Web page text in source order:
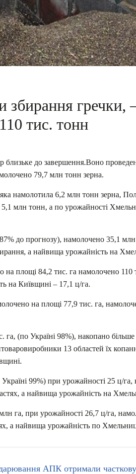
збирання гречки,
110 тис. тонн
близьке до завершення.Воно
79,7 млн тонн зерна.
намолотила 6,2 млн тонн зерна,
млн тонн, а по урожайності
до прогнозу), намолочено 35,1
а найвища урожайність на
на площі 84,2 тис. га намолочено 110
на Київщині – 17,1 ц/га.
на площі 77,9 тис. га,
(по Україні 98%), накопано
13 областей їх
99%) при урожайності 25 ц/
а найвища урожайність на
га, при урожайності 26,7 ц/га,
а найвища урожайність по
АПК отримали